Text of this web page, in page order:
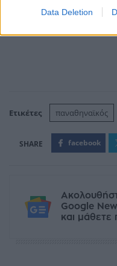
Data Deletion
Ετικέτες παναθηναϊκός
facebook
Google
και μάθετε